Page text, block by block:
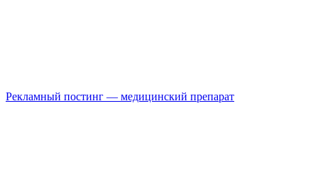
Рекламный постинг — медицинский препарат